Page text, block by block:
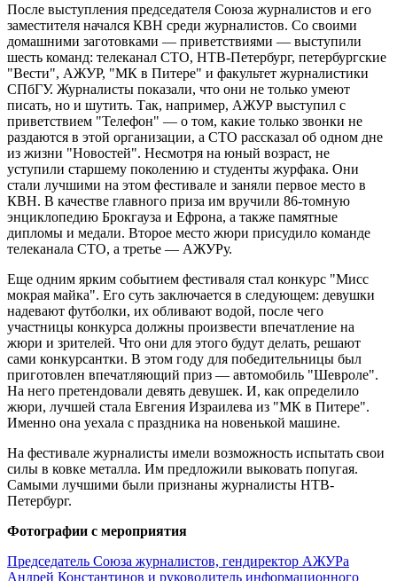
После выступления председателя Союза журналистов и его
заместителя начался КВН среди журналистов. Со своими
домашними заготовками — приветствиями — выступили
шесть команд: телеканал СТО, НТВ-Петербург, петербургские
"Вести", АЖУР, "МК в Питере" и факультет журналистики
СПбГУ. Журналисты показали, что они не только умеют
писать, но и шутить. Так, например, АЖУР выступил с
приветствием "Телефон" — о том, какие только звонки не
раздаются в этой организации, а СТО рассказал об одном дне
из жизни "Новостей". Несмотря на юный возраст, не
уступили старшему поколению и студенты журфака. Они
стали лучшими на этом фестивале и заняли первое место в
КВН. В качестве главного приза им вручили 86-томную
энциклопедию Брокгауза и Ефрона, а также памятные
дипломы и медали. Второе место жюри присудило команде
телеканала СТО, а третье — АЖУРу.
Еще одним ярким событием фестиваля стал конкурс "Мисс
мокрая майка". Его суть заключается в следующем: девушки
надевают футболки, их обливают водой, после чего
участницы конкурса должны произвести впечатление на
жюри и зрителей. Что они для этого будут делать, решают
сами конкурсантки. В этом году для победительницы был
приготовлен впечатляющий приз — автомобиль "Шевроле".
На него претендовали девять девушек. И, как определило
жюри, лучшей стала Евгения Израилева из "МК в Питере".
Именно она уехала с праздника на новенькой машине.
На фестивале журналисты имели возможность испытать свои
силы в ковке металла. Им предложили выковать попугая.
Самыми лучшими были признаны журналисты НТВ-
Петербург.
Фотографии с мероприятия
Председатель Союза журналистов, гендиректор АЖУРа
Андрей Константинов и руководитель информационного